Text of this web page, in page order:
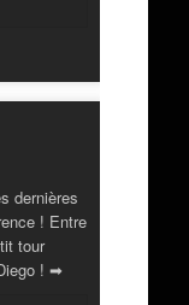
dernières
! Entre
tour
! ➡